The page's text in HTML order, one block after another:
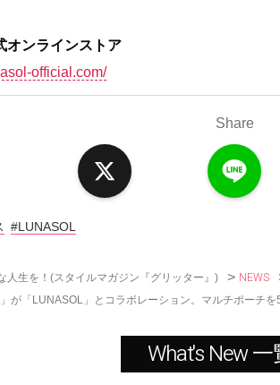
オンラインストア
official.com/
Share
#LUNASOL
人生を！(スタイルマガジン『グリッター』) > NEWS
が「LUNASOL」とコラボレーション。マルチポーチを
What's New 一